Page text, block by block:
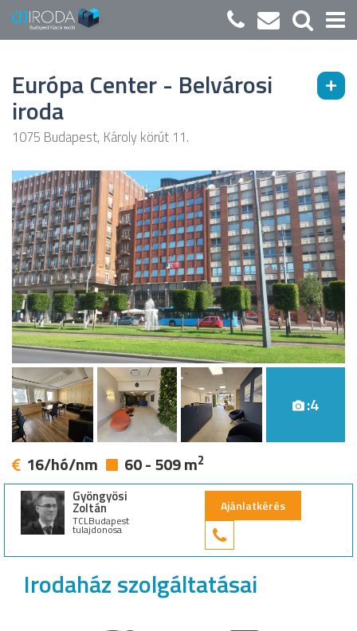
Európa Center - Belvárosi
iroda
1075 Budapest, Károly körút 11.
:4
16/hó/nm 60 - 509 m2
Gyöngyösi
Zoltán
TCLBudapest
tulajdonosa
Ajánlatkérés
Irodaház szolgáltatásai